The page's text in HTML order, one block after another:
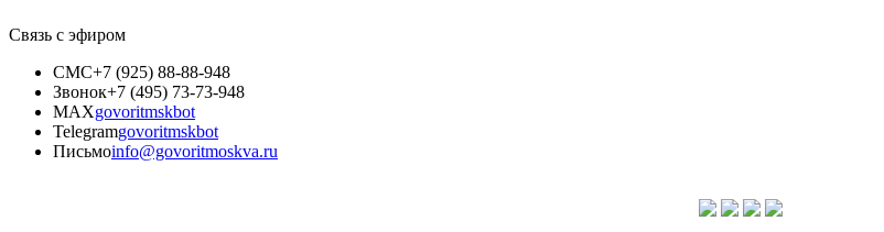
Связь с эфиром
СМС+7 (925) 88-88-948
Звонок+7 (495) 73-73-948
MAXgovoritmskbot
Telegramgovoritmskbot
Письмоinfo@govoritmoskva.ru